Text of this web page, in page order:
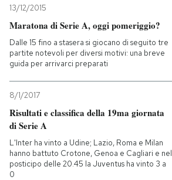
13/12/2015
Maratona di Serie A, oggi pomeriggio?
Dalle 15 fino a stasera si giocano di seguito tre
partite notevoli per diversi motivi: una breve
guida per arrivarci preparati
8/1/2017
Risultati e classifica della 19ma giornata
di Serie A
L'Inter ha vinto a Udine; Lazio, Roma e Milan
hanno battuto Crotone, Genoa e Cagliari e nel
posticipo delle 20.45 la Juventus ha vinto 3 a
0